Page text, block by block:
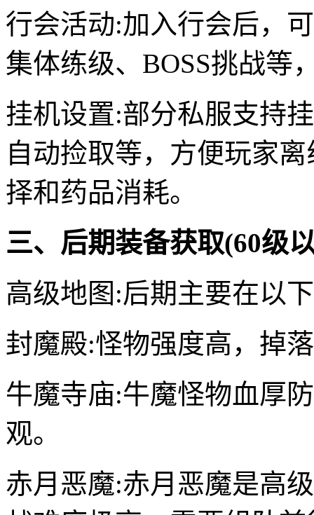
行会活动:加入行会后，
集体练级、BOSS挑战等
挂机设置:部分私服支持
自动捡取等，方便玩家
择和药品消耗。
三、后期装备获取(60级
高级地图:后期主要在以
封魔殿:怪物强度高，掉
牛魔寺庙:牛魔怪物血厚
观。
赤月恶魔:赤月恶魔是高